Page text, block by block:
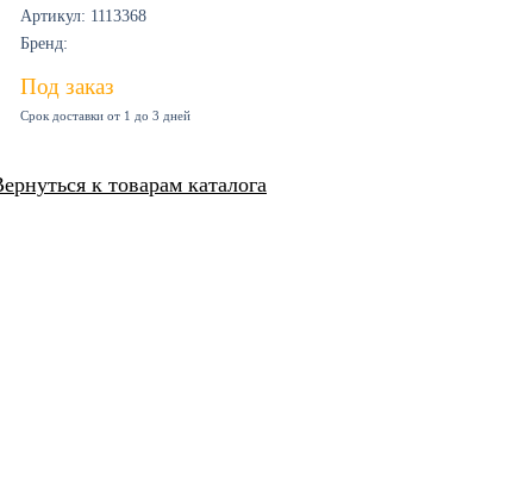
Артикул: 1113368
Бренд:
Под заказ
Срок доставки от 1 до 3 дней
к товарам каталога